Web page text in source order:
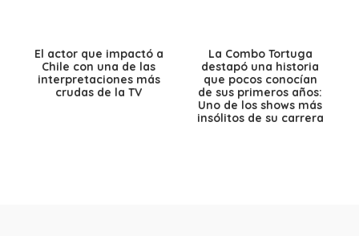
El actor que impactó a
Chile con una de las
interpretaciones más
crudas de la TV
La Combo Tortuga
destapó una historia
que pocos conocían
de sus primeros años:
Uno de los shows más
insólitos de su carrera